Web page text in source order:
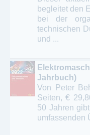
begleitet den
bei der
technischen
und ...
Jahrbuch)
Von Peter
Seiten, €
50 Jahren
umfassenden